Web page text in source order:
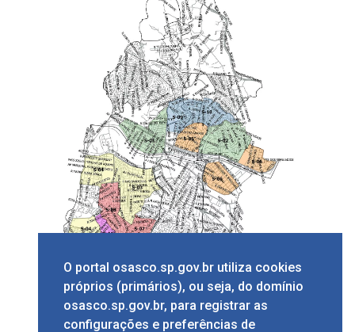
O portal osasco.sp.gov.br utiliza cookies
próprios (primários), ou seja, do domínio
osasco.sp.gov.br, para registrar as
configurações e preferências de